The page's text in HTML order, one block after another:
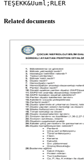
Related documents